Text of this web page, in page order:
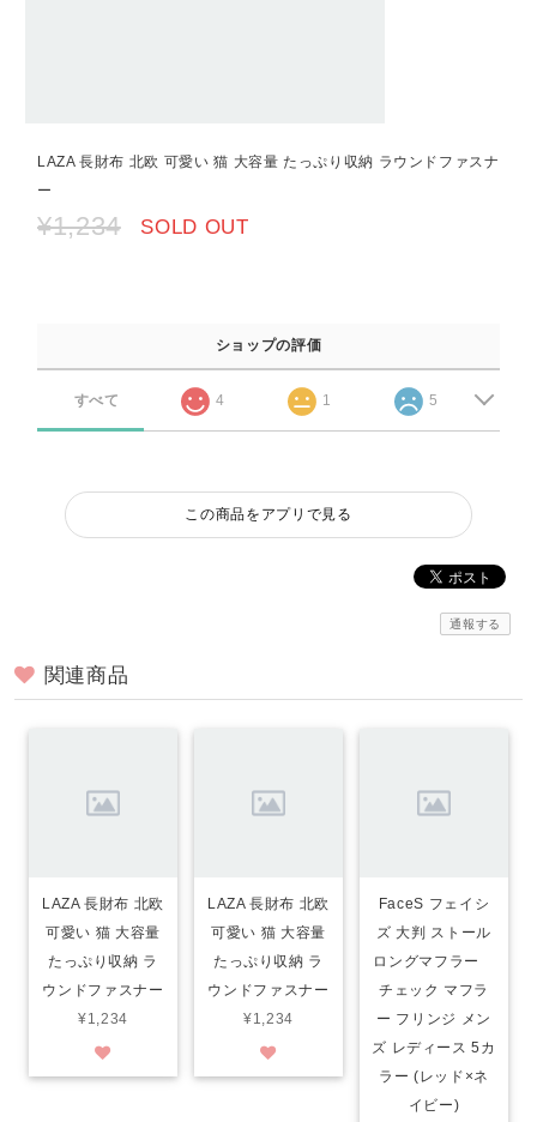
LAZA 長財布 北欧 可愛い 猫 大容量 たっぷり収納 ラウンドファスナ
ー
¥1,234 SOLD OUT
ショップの評価
すべて 4 1 5
この商品をアプリで見る
通報する
関連商品
LAZA 長財布 北欧
可愛い 猫 大容量
たっぷり収納 ラ
ウンドファスナー
¥1,234
LAZA 長財布 北欧
可愛い 猫 大容量
たっぷり収納 ラ
ウンドファスナー
¥1,234
FaceS フェイシ
ズ 大判 ストール
ロングマフラー
チェック マフラ
ー フリンジ メン
ズ レディース 5カ
ラー (レッド×ネ
イビー)